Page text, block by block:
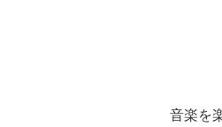
音楽を